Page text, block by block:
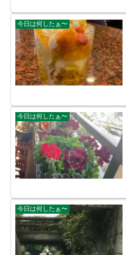
今日は何したぁ〜
今日は何したぁ〜
今日は何したぁ〜